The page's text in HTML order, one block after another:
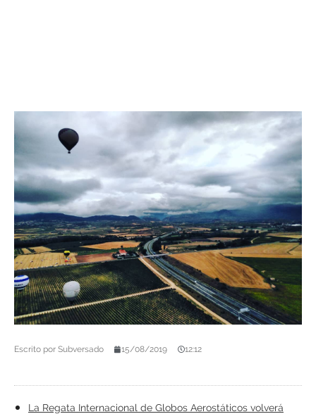
Escrito por Subversado 15/08/2019 12:12
La Regata Internacional de Globos Aerostáticos volverá